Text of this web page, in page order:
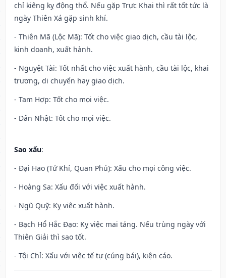
chỉ kiêng kỵ động thổ. Nếu gặp Trực Khai thì rất tốt tức là
ngày Thiên Xá gặp sinh khí.
- Thiên Mã (Lộc Mã): Tốt cho việc giao dịch, cầu tài lộc,
kinh doanh, xuất hành.
- Nguyệt Tài: Tốt nhất cho việc xuất hành, cầu tài lộc, khai
trương, di chuyển hay giao dịch.
- Tam Hợp: Tốt cho mọi việc.
- Dân Nhật: Tốt cho mọi việc.
Sao xấu:
- Đại Hao (Tử Khí, Quan Phú): Xấu cho mọi công việc.
- Hoàng Sa: Xấu đối với việc xuất hành.
- Ngũ Quỹ: Kỵ việc xuất hành.
- Bạch Hổ Hắc Đạo: Kỵ việc mai táng. Nếu trùng ngày với
Thiên Giải thì sao tốt.
- Tội Chỉ: Xấu với việc tế tự (cúng bái), kiện cáo.